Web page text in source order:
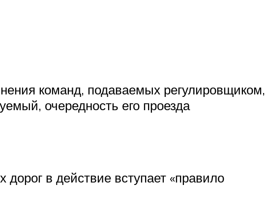
команд, подаваемых регулировщиком,
очередность его проезда
дорог в действие вступает «правило